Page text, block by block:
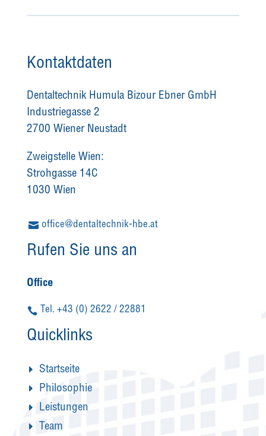
Kontaktdaten
Dentaltechnik Humula Bizour Ebner GmbH
Industriegasse 2
2700 Wiener Neustadt
Zweigstelle Wien:
Strohgasse 14C
1030 Wien
office@dentaltechnik-hbe.at
Rufen Sie uns an
Office
Tel. +43 (0) 2622 / 22881
Quicklinks
Startseite
Philosophie
Leistungen
Team